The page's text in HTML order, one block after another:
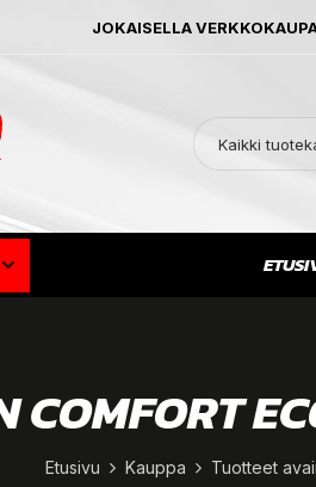
JOKAISELLA
Kaikki
COMFORT
Etusivu Kauppa Tuotteet